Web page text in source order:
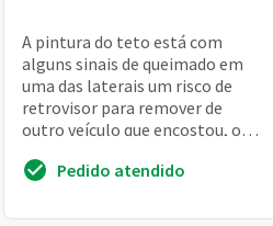
A pintura do teto está com
alguns sinais de queimado em
uma das laterais um risco de
retrovisor para remover de
outro veículo que encostou, o
normalmente, ou seja ap...
Pedido atendido